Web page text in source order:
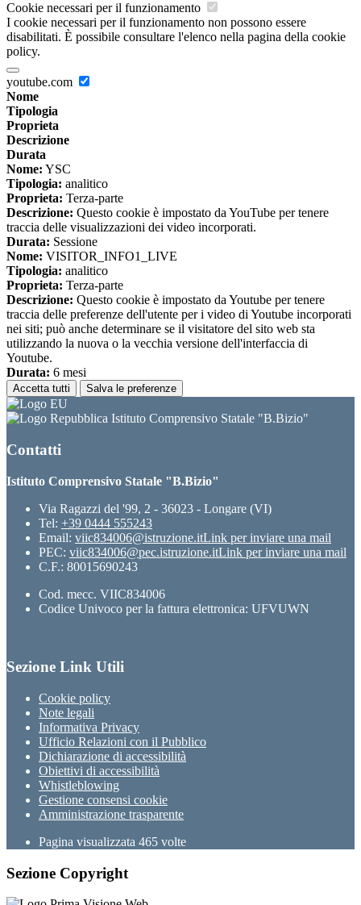
Cookie necessari per il funzionamento
I cookie necessari per il funzionamento non possono essere
disabilitati. È possibile consultare l'elenco nella pagina della cookie
policy.
youtube.com
Nome
Tipologia
Proprieta
Descrizione
Durata
Nome: YSC
Tipologia: analitico
Proprieta: Terza-parte
Descrizione: Questo cookie è impostato da YouTube per tenere
traccia delle visualizzazioni dei video incorporati.
Durata: Sessione
Nome: VISITOR_INFO1_LIVE
Tipologia: analitico
Proprieta: Terza-parte
Descrizione: Questo cookie è impostato da Youtube per tenere
traccia delle preferenze dell'utente per i video di Youtube incorporati
nei siti; può anche determinare se il visitatore del sito web sta
utilizzando la nuova o la vecchia versione dell'interfaccia di
Youtube.
Durata: 6 mesi
Accetta tutti Salva le preferenze
Istituto Comprensivo Statale "B.Bizio"
Contatti
Istituto Comprensivo Statale "B.Bizio"
Via Ragazzi del '99, 2 - 36023 - Longare (VI)
Tel: +39 0444 555243
Email: viic834006@istruzione.itLink per inviare una mail
PEC: viic834006@pec.istruzione.itLink per inviare una mail
C.F.: 80015690243
Cod. mecc. VIIC834006
Codice Univoco per la fattura elettronica: UFVUWN
Sezione Link Utili
Cookie policy
Note legali
Informativa Privacy
Ufficio Relazioni con il Pubblico
Dichiarazione di accessibilità
Obiettivi di accessibilità
Whistleblowing
Gestione consensi cookie
Amministrazione trasparente
Pagina visualizzata 465 volte
Sezione Copyright